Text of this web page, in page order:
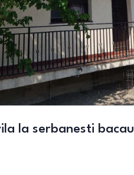
la serbanesti bacau